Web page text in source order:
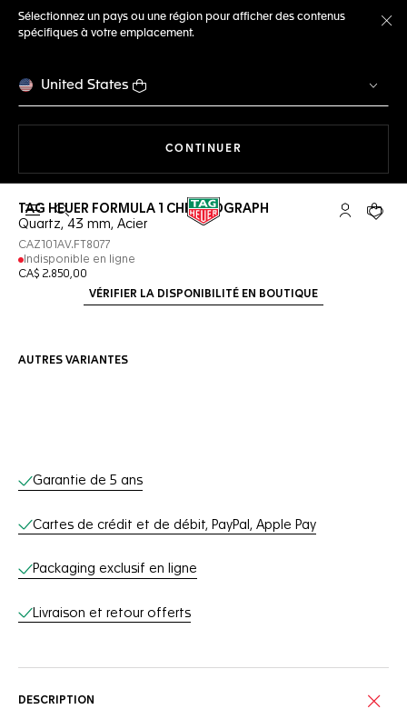
Sélectionnez un pays ou une région pour afficher des contenus
spécifiques à votre emplacement.
United States
CONTINUER
Ouvrir la barre de recherche Compte My
Votre
TAG HEUER FORMULA 1 CHRONOGRAPH
Quartz, 43 mm, Acier
CAZ101AV.FT8077
Indisponible en ligne
CA$ 2.850,00
VÉRIFIER LA DISPONIBILITÉ EN BOUTIQUE
AUTRES VARIANTES
Services en ligne
Garantie de 5 ans
Cartes de crédit et de débit, PayPal, Apple Pay
Packaging exclusif en ligne
Livraison et retour offerts
DESCRIPTION